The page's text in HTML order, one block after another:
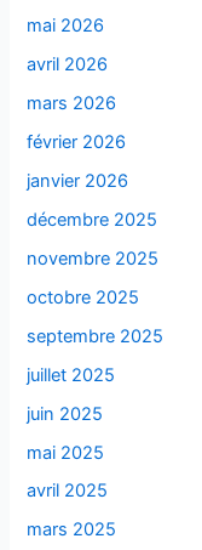
mai 2026
avril 2026
mars 2026
février 2026
janvier 2026
décembre 2025
novembre 2025
octobre 2025
septembre 2025
juillet 2025
juin 2025
mai 2025
avril 2025
mars 2025